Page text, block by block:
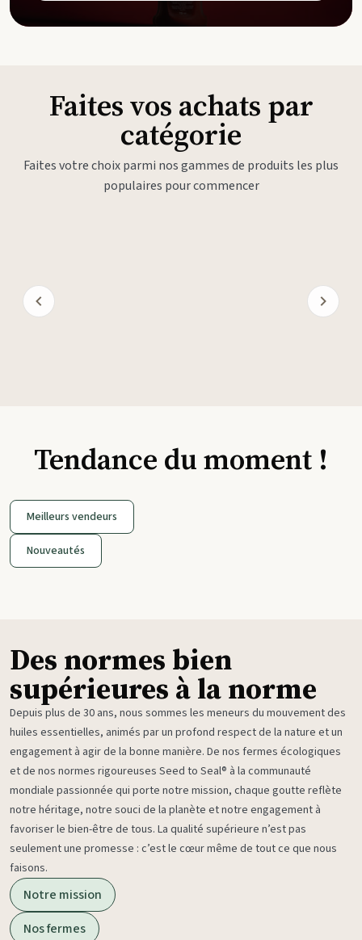
Faites vos achats par
catégorie
Faites votre choix parmi nos gammes de produits les plus
populaires pour commencer
Tendance du moment !
Meilleurs vendeurs
Nouveautés
Des normes bien
supérieures à la norme
Depuis plus de 30 ans, nous sommes les meneurs du mouvement des
huiles essentielles, animés par un profond respect de la nature et un
engagement à agir de la bonne manière. De nos fermes écologiques
et de nos normes rigoureuses Seed to Seal® à la communauté
mondiale passionnée qui porte notre mission, chaque goutte reflète
notre héritage, notre souci de la planète et notre engagement à
favoriser le bien-être de tous. La qualité supérieure n’est pas
seulement une promesse : c’est le cœur même de tout ce que nous
faisons.
Notre mission
Nos fermes